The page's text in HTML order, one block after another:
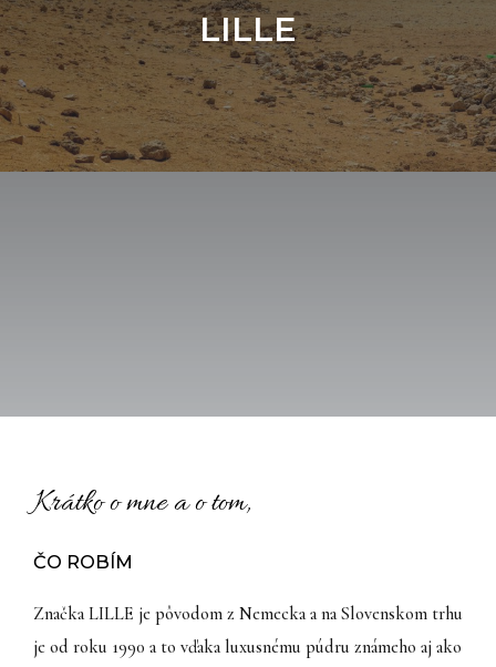
LILLE
Krátko o mne a o tom,
ČO ROBÍM
Značka LILLE je pôvodom z Nemecka a na Slovenskom trhu
je od roku 1990 a to vďaka luxusnému púdru známeho aj ako